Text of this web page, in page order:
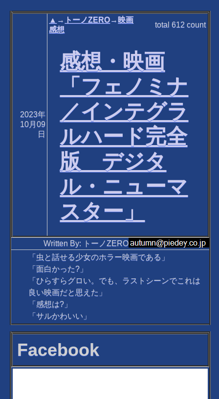
2023年
10月09
日
▲ → トーノZERO→ 映画
感想
total612 count
感想・映画
「フェノミナ
／インテグラ
ルハード完全
版 デジタ
ル・ニューマ
スター」
Written By: トーノZERO
「虫と話せる少女のホラー映画である」
「面白かった?」
「ひらすらグロい。でも、ラストシーンでこれは
良い映画だと思えた」
「感想は?」
「サルかわいい」
Facebook